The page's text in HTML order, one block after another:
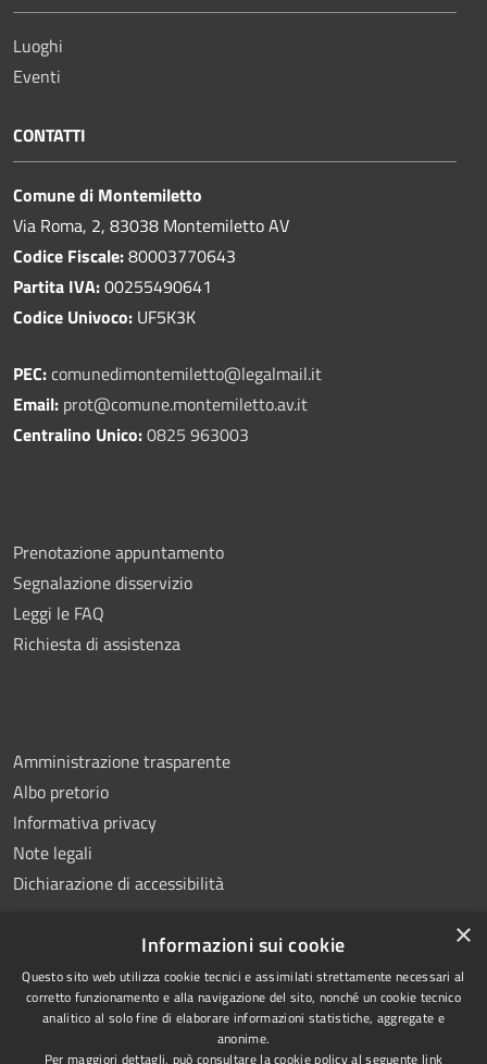
Luoghi
Eventi
CONTATTI
Comune di Montemiletto
Via Roma, 2, 83038 Montemiletto AV
Codice Fiscale:80003770643
Partita IVA:00255490641
Codice Univoco: UF5K3K
PEC:comunedimontemiletto@legalmail.it
Email: prot@comune.montemiletto.av.it
Centralino Unico:0825 963003
Prenotazione appuntamento
Segnalazione disservizio
Leggi le FAQ
Richiesta di assistenza
Amministrazione trasparente
Albo pretorio
Informativa privacy
Note legali
Dichiarazione di accessibilità
RSS
Accessibilità
Privacy
Copyright © 2026 • Comune di
Montemiletto • Powered by
Municipium•Accesso
×
Informazioni sui cookie
Questo sito web utilizza cookie tecnici e assimilati strettamente necessari al
corretto funzionamento e alla navigazione del sito, nonché un cookie tecnico
analitico al solo fine di elaborare informazioni statistiche, aggregate e
anonime.
Per maggiori dettagli, può consultare la cookie policy al seguente link